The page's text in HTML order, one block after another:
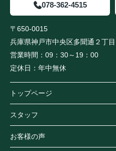
078-362-4515
〒650-0015
兵庫県神戸市中央区多聞通２丁
営業時間： 09：30～19：00
定休日： 年中無休
トップページ
スタッフ
お客様の声